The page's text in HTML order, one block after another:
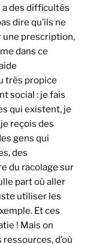
a des difficultés
dire qu’ils ne
une prescription,
dans ce
très propice
social : je fais
qui existent, je
reçois des
gens qui
des
du racolage sur
part où aller
utiliser les
Et ces
! Mais on
d’où